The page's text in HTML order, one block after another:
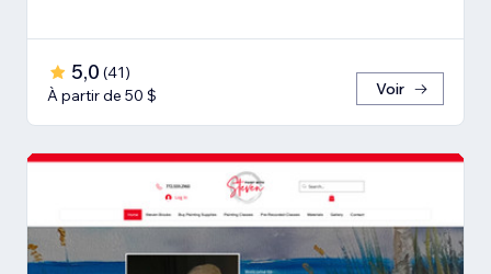
5,0 (41)
À partir de 50 $
Voir